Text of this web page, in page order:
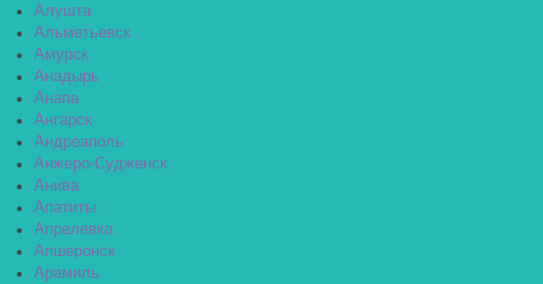
Алушта
Альметьевск
Амурск
Анадырь
Анапа
Ангарск
Андреаполь
Анжеро-Судженск
Анива
Апатиты
Апрелевка
Апшеронск
Арамиль